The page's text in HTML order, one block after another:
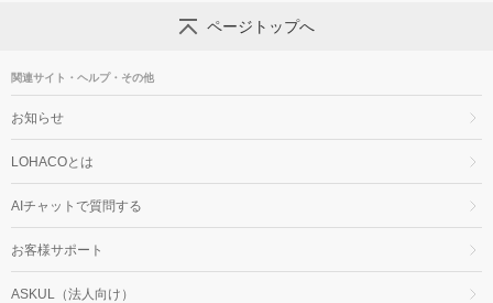
ページトップへ
関連サイト・ヘルプ・その他
お知らせ
LOHACOとは
AIチャットで質問する
お客様サポート
ASKUL（法人向け）